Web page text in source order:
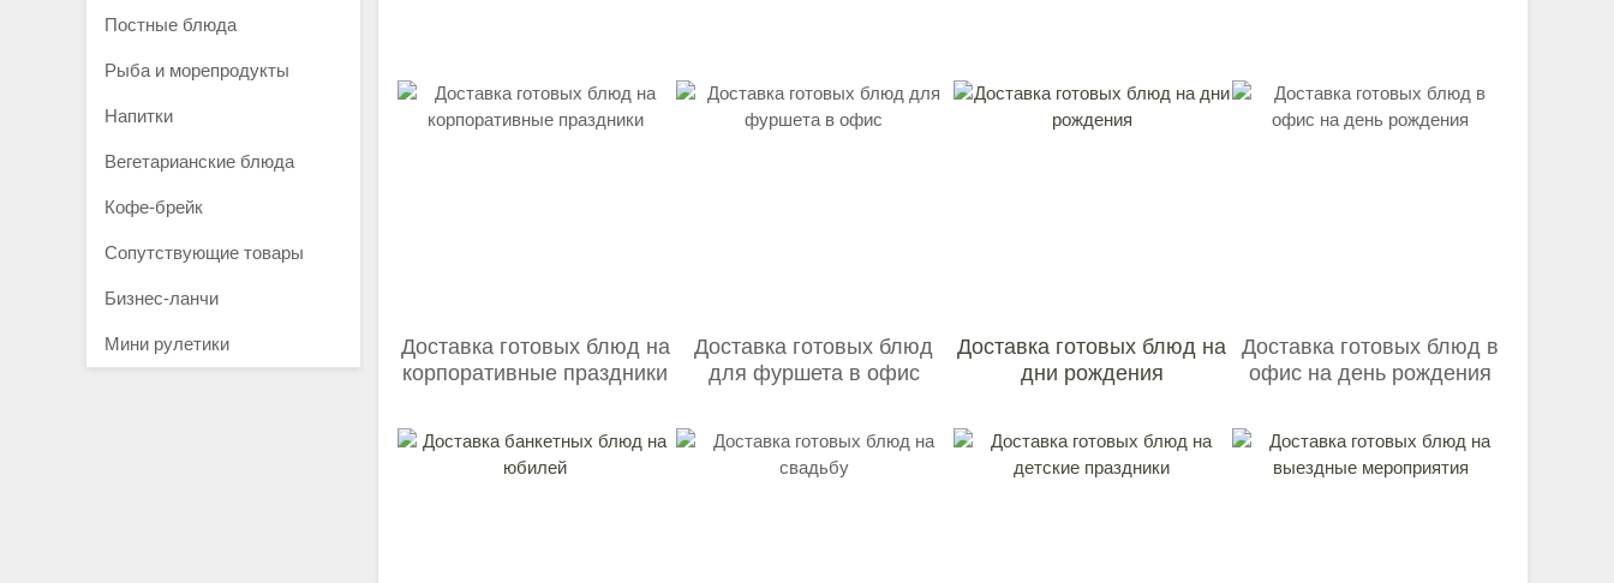
Доставка готовых блюд на
корпоративные праздники
Доставка готовых блюд
для фуршета в офис
Доставка готовых блюд на
дни рождения
Доставка готовых блюд в
офис на день рождения
Постные блюда
Рыба и морепродукты
Напитки
Вегетарианские блюда
Кофе-брейк
Сопутствующие товары
Бизнес-ланчи
Мини рулетики